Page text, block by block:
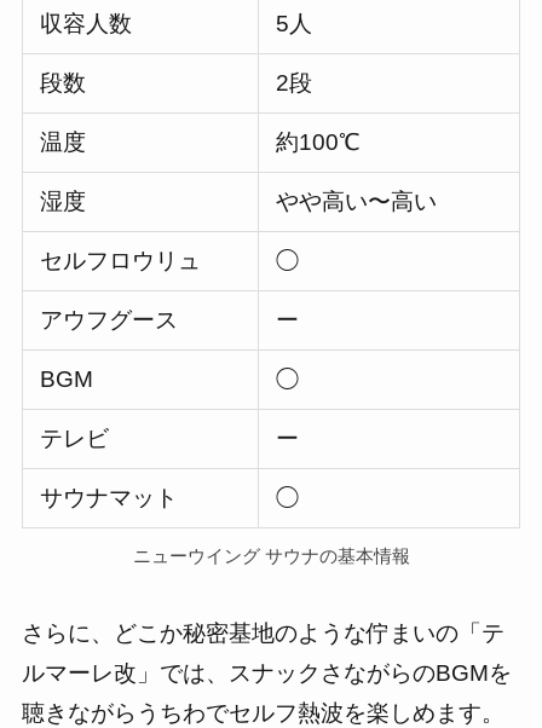
収容人数 5人
段数 2段
温度 約100℃
湿度 やや高い〜高い
セルフロウリュ ◯
アウフグース ー
BGM ◯
テレビ ー
サウナマット ◯
ニューウイング サウナの基本情報
さらに、どこか秘密基地のような佇まいの「テ
ルマーレ改」では、スナックさながらのBGMを
聴きながらうちわでセルフ熱波を楽しめます。